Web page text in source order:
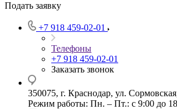
Подать заявку
+7 918 459-02-01
Телефоны
+7 918 459-02-01
Заказать звонок
350075, г. Краснодар, ул.
Режим работы: Пн. – Пт.: с 9:00 до